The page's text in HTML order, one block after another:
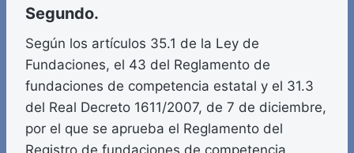
Segundo.
Según los artículos 35.1 de la Ley de
Fundaciones, el 43 del Reglamento de
fundaciones de competencia estatal y el 31.3
del Real Decreto 1611/2007, de 7 de diciembre,
por el que se aprueba el Reglamento del